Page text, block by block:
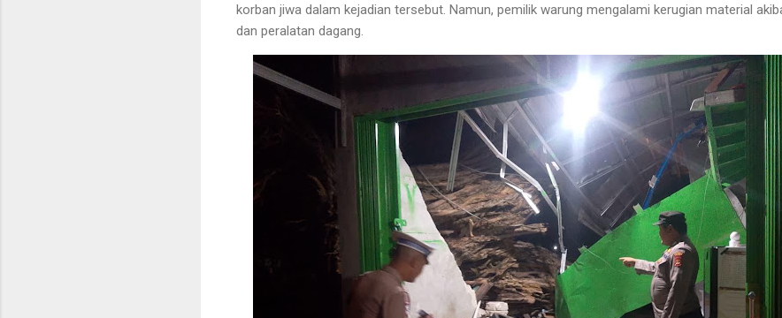
korban jiwa dalam kejadian tersebut. Namun, pemilik warung mengalami kerugian material
dan peralatan dagang.